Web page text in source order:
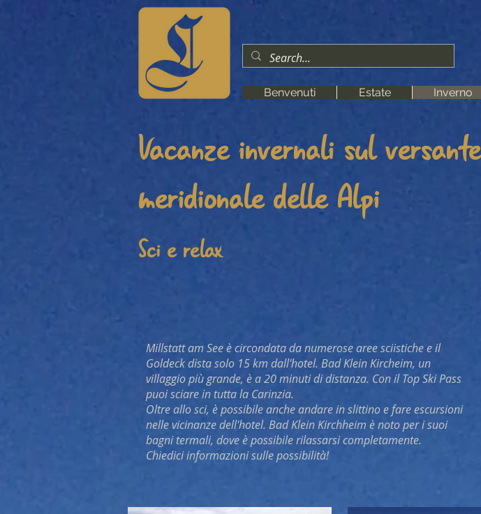
Benvenuti Estate Inverno
Vacanze invernali sul versante
meridionale delle Alpi
Sci e relax
Millstatt am See è circondata da numerose aree sciistiche e il
Goldeck dista solo 15 km dall'hotel. Bad Klein Kircheim, un
villaggio più grande, è a 20 minuti di distanza. Con il Top Ski Pass
puoi sciare in tutta la Carinzia.
Oltre allo sci, è possibile anche andare in slittino e fare escursioni
nelle vicinanze dell'hotel. Bad Klein Kirchheim è noto per i suoi
bagni termali, dove è possibile rilassarsi completamente.
Chiedici informazioni sulle possibilità!